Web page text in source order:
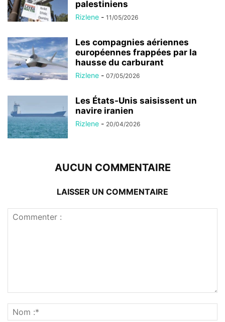
palestiniens
Rizlene - 11/05/2026
Les compagnies aériennes
européennes frappées par la
hausse du carburant
Rizlene - 07/05/2026
Les États-Unis saisissent un
navire iranien
Rizlene - 20/04/2026
AUCUN COMMENTAIRE
LAISSER UN COMMENTAIRE